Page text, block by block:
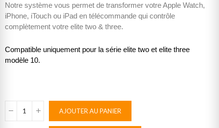
Notre système vous permet de transformer votre Apple Watch,
iPhone, iTouch ou iPad en télécommande qui contrôle
complètement votre elite two & three.
Compatible uniquement pour la série elite two et elite three
modèle 10.
AJOUTER AU PANIER